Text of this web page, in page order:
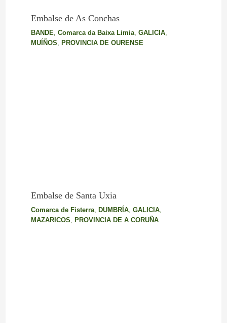
Embalse de As Conchas
BANDE Comarca da Baixa Limia, GALICIA,
MUÍÑOS PROVINCIA DE OURENSE
Embalse de Santa Uxia
Comarca de Fisterra, DUMBRÍA, GALICIA,
MAZARICOS, PROVINCIA DE A CORUÑA